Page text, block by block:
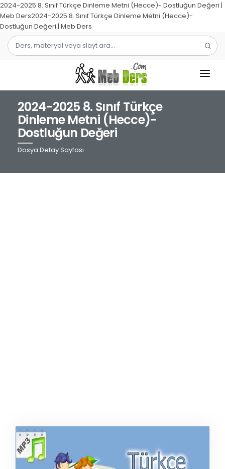
2024-2025 8. Sınıf Türkçe Dinleme Metni (Hecce)- Dostluğun Değeri |
Meb Ders2024-2025 8. Sınıf Türkçe Dinleme Metni (Hecce)-
Dostluğun Değeri | Meb Ders
1.SINIF
2.SINIF
3.SINIF
4.SINIF
2024-2025 8. Sınıf Türkçe
Dinleme Metni (Hecce)-
Dostluğun Değeri
Dosya Detay Sayfası